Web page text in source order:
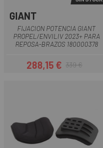
GIANT
FIJACION POTENCIA GIANT
PROPEL/ENVILIV 2023+ PARA
REPOSA-BRAZOS 180000378
Precio
288,15 €Precio regular
339 €